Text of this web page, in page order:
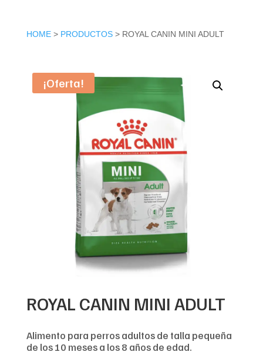
HOME> PRODUCTOS> ROYAL CANIN MINI ADULT
¡Oferta!
ROYAL CANIN MINI ADULT
Alimento para perros adultos de talla pequeña
de los 10 meses a los 8 años de edad.